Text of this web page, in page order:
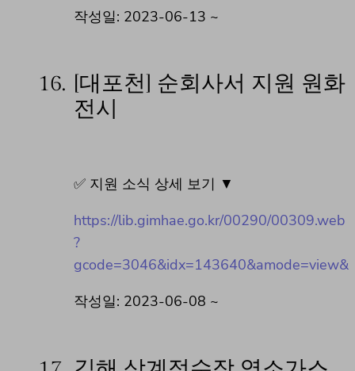
작성일: 2023-06-13 ~
16. [대포천] 순회사서 지원 원화
전시
✅ 지원 소식 상세 보기 ▼
https://lib.gimhae.go.kr/00290/00309.web
?
gcode=3046&idx=143640&amode=view&
작성일: 2023-06-08 ~